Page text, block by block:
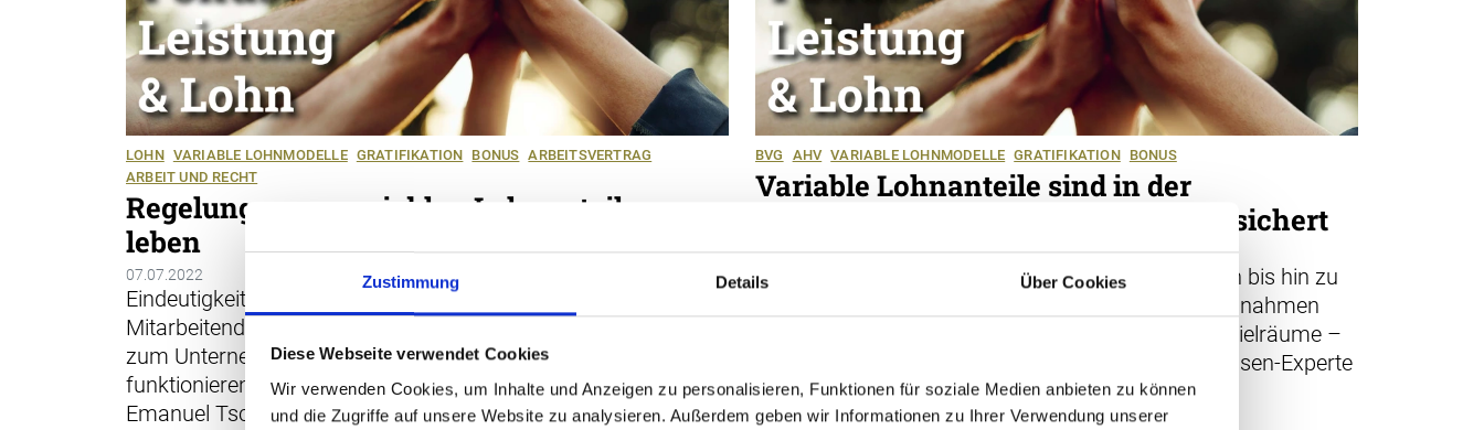
Zustimmung Details Über Cookies
Diese Webseite verwendet Cookies
Wir verwenden Cookies, um Inhalte und Anzeigen zu personalisieren, Funktionen für soziale Medien anbieten zu können
und die Zugriffe auf unsere Website zu analysieren. Außerdem geben wir Informationen zu Ihrer Verwendung unserer
LOHN VARIABLE LOHNMODELLE GRATIFIKATION BONUS ARBEITSVERTRAG
ARBEIT UND RECHT
Regelungen zu variablen Lohnanteilen
leben
07.07.2022
Eindeutigkeit, klares Verständnis des Systems durch die
Mitarbeitenden, zuverlässige Umsetzungsprozesse und ein
zum Unternehmen passendes Anreizsystem zeichnen ein
funktionierendes Lohnmodell aus, erklärt Arbeitsrechtler
Emanuel Tschannen.
BVG AHV VARIABLE LOHNMODELLE GRATIFIKATION BONUS
Variable Lohnanteile sind in der
Pensionskasse nicht zwingend versichert
07.07.2022
In der AHV sind grundsätzlich jegliche Vergütungen bis hin zu
Naturallöhnen wie Kost und Logis mit wenigen Ausnahmen
versichert. In der 2. Säule -bestehen Gestaltungsspielräume –
auch zum Nachteil der Beschäftigten. Pensionskassen-Experte
Dominique Koch schafft Klarheit.